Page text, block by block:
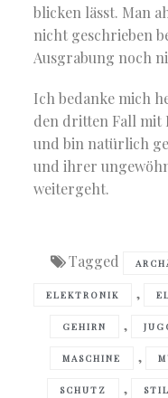
blicken lässt. Man
nicht geschrieben
Ausgrabung noch
Ich bedanke mich
den dritten Fall mit
und bin natürlich
und ihrer
weitergeht.
Tagged
ELEKTRONIK ,
GEHIRN ,
MASCHINE ,
SCHUTZ ,